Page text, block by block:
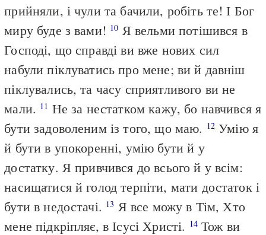
прийняли, і чули та бачили, робіть те! І Бог
миру буде з вами! 10 Я вельми потішився в
Господі, що справді ви вже нових сил
набули піклуватись про мене; ви й давніш
піклувались, та часу сприятливого ви не
мали. 11 Не за нестатком кажу, бо навчився я
бути задоволеним із того, що маю. 12 Умію я
й бути в упокоренні, умію бути й у
достатку. Я привчився до всього й у всім:
насищатися й голод терпіти, мати достаток і
бути в недостачі. 13 Я все можу в Тім, Хто
мене підкріпляє, в Ісусі Христі. 14Тож ви